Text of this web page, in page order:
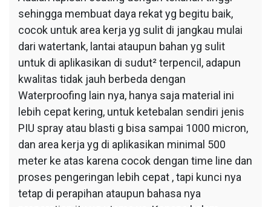
sehingga membuat daya rekat yg begitu baik,
cocok untuk area kerja yg sulit di jangkau mulai
dari watertank, lantai ataupun bahan yg sulit
untuk di aplikasikan di sudut² terpencil, adapun
kwalitas tidak jauh berbeda dengan
Waterproofing lain nya, hanya saja material ini
lebih cepat kering, untuk ketebalan sendiri jenis
PIU spray atau blasti g bisa sampai 1000 micron,
dan area kerja yg di aplikasikan minimal 500
meter ke atas karena cocok dengan time line dan
proses pengeringan lebih cepat , tapi kunci nya
tetap di perapihan ataupun bahasa nya